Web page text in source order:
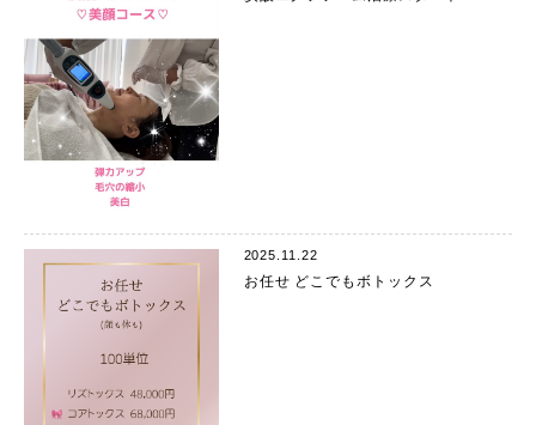
2025.11.22
お任せ どこでもボトックス